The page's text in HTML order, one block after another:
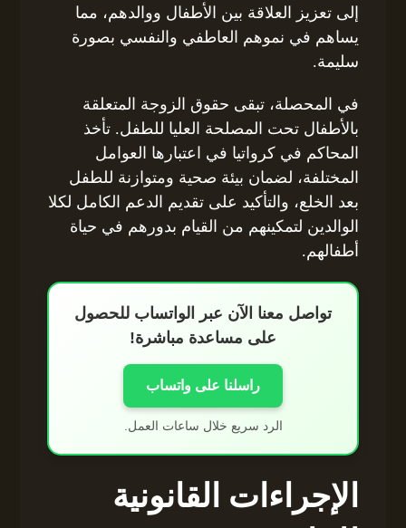
إلى تعزيز العلاقة بين الأطفال ووالدهم، مما
يساهم في نموهم العاطفي والنفسي بصورة
سليمة.
في المحصلة، تبقى حقوق الزوجة المتعلقة
بالأطفال تحت المصلحة العليا للطفل. تأخذ
المحاكم في كرواتيا في اعتبارها العوامل
المختلفة، لضمان بيئة صحية ومتوازنة للطفل
بعد الخلع، والتأكيد على تقديم الدعم الكامل لكلا
الوالدين لتمكينهم من القيام بدورهم في حياة
أطفالهم.
تواصل معنا الآن عبر الواتساب للحصول
على مساعدة مباشرة!
راسلنا على واتساب
الرد سريع خلال ساعات العمل.
الإجراءات القانونية